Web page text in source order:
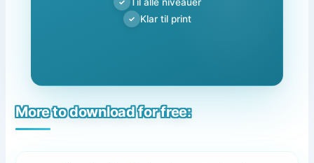
✓
✓ Klar til print
More to download for free: